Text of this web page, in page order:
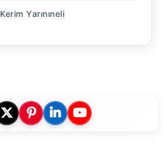
Kerim Yarınıneli